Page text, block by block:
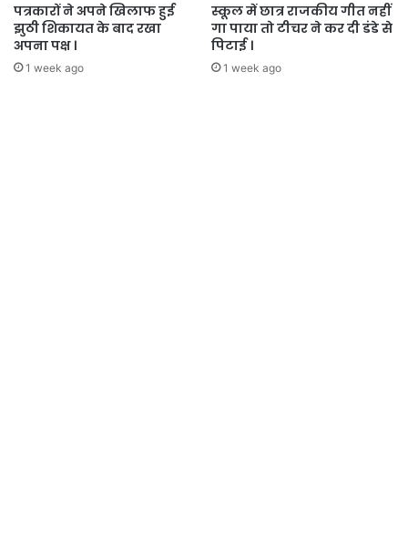
पत्रकारों ने अपने खिलाफ हुई
झुठी शिकायत के बाद रखा
अपना पक्ष ।
1 week ago
स्कूल में छात्र राजकीय गीत नहीं
गा पाया तो टीचर ने कर दी डंडे से
पिटाई ।
1 week ago